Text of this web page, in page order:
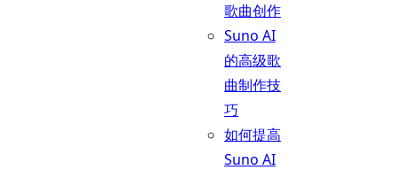
歌曲创作
Suno AI
的高级歌
曲制作技
巧
如何提高
Suno AI